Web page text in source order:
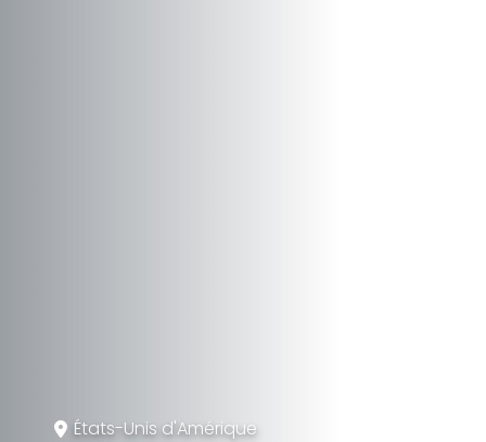
États-Unis d'Amérique